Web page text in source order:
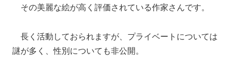
その美麗な絵が高く評価されている作家さんです。
長く活動しておられますが、プライベートについては
謎が多く、性別についても非公開。